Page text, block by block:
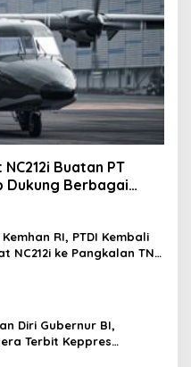
Buatan PT
Dukung Berbagai
RI, PTDI Kembali
NC212i ke Pangkalan TNI
Diri Gubernur BI,
Terbit Keppres
Hormat